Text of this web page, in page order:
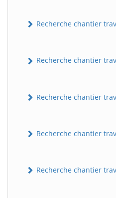
Recherche chantier
Recherche chantier
Recherche chantier
Recherche chantier
Recherche chantier